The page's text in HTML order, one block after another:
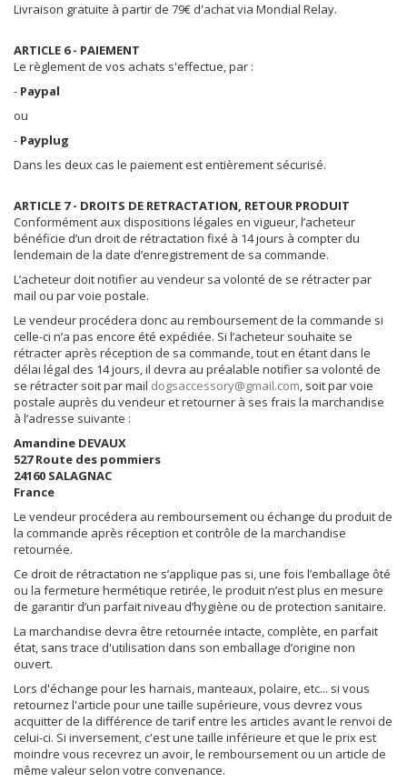
Livraison gratuite à partir de 79€ d'achat via Mondial Relay.
ARTICLE 6 - PAIEMENT
Le règlement de vos achats s'effectue, par :
- Paypal
ou
- Payplug
Dans les deux cas le paiement est entièrement sécurisé.
ARTICLE 7 - DROITS DE RETRACTATION, RETOUR PRODUIT
Conformément aux dispositions légales en vigueur, l’acheteur
bénéficie d’un droit de rétractation fixé à 14 jours à compter du
lendemain de la date d’enregistrement de sa commande.
L’acheteur doit notifier au vendeur sa volonté de se rétracter par
mail ou par voie postale.
Le vendeur procédera donc au remboursement de la commande si
celle-ci n’a pas encore été expédiée. Si l’acheteur souhaite se
rétracter après réception de sa commande, tout en étant dans le
délai légal des 14 jours, il devra au préalable notifier sa volonté de
se rétracter soit par mail dogsaccessory@gmail.com, soit par voie
postale auprès du vendeur et retourner à ses frais la marchandise
à l’adresse suivante :
Amandine DEVAUX
527 Route des pommiers
24160 SALAGNAC
France
Le vendeur procédera au remboursement ou échange du produit de
la commande après réception et contrôle de la marchandise
retournée.
Ce droit de rétractation ne s’applique pas si, une fois l’emballage ôté
ou la fermeture hermétique retirée, le produit n’est plus en mesure
de garantir d’un parfait niveau d’hygiène ou de protection sanitaire.
La marchandise devra être retournée intacte, complète, en parfait
état, sans trace d'utilisation dans son emballage d’origine non
ouvert.
Lors d'échange pour les harnais, manteaux, polaire, etc... si vous
retournez l'article pour une taille supérieure, vous devrez vous
acquitter de la différence de tarif entre les articles avant le renvoi de
celui-ci. Si inversement, c'est une taille inférieure et que le prix est
moindre vous recevrez un avoir, le remboursement ou un article de
même valeur selon votre convenance.